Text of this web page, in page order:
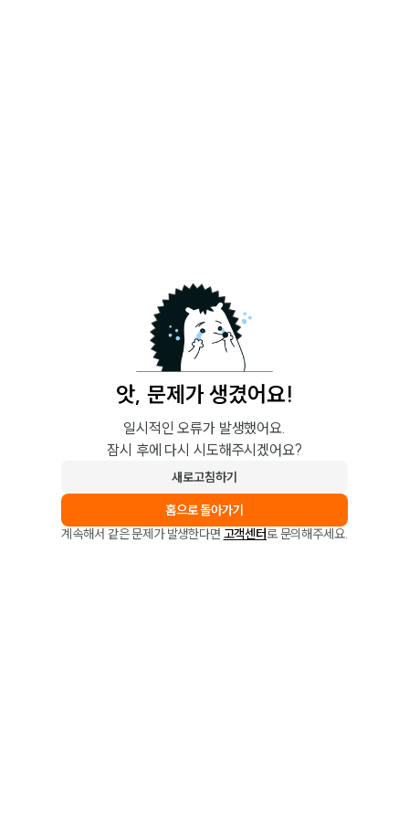
앗, 문제가 생겼어요!
일시적인 오류가 발생했어요.
잠시 후에 다시 시도해주시겠어요?
새로고침하기
홈으로 돌아가기
계속해서 같은 문제가 발생한다면 고객센터로 문의해주세요.